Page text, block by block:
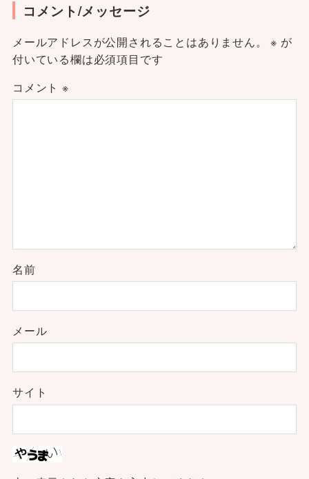
コメント/メッセージ
メールアドレスが公開されることはありません。 ※ が
付いている欄は必須項目です
コメント ※
名前
メール
サイト